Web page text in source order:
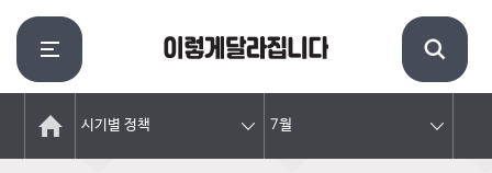
시기별 정책 7월